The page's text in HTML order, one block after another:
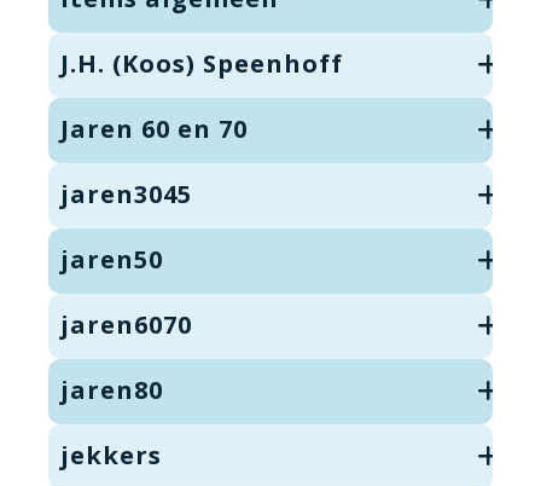
J.H. (Koos) Speenhoff
Jaren 60 en 70
jaren3045
jaren50
jaren6070
jaren80
jekkers